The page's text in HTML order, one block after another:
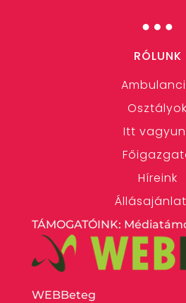
…
RÓLUNK
Osztályok
Itt
Híreink
TÁMOGATÓINK:
WEBBeteg